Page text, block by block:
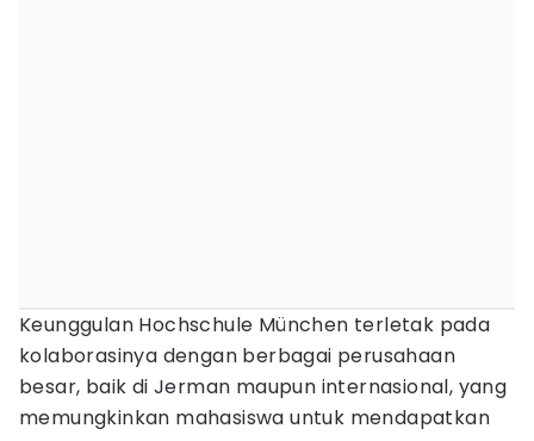
Keunggulan Hochschule München terletak pada
kolaborasinya dengan berbagai perusahaan
besar, baik di Jerman maupun internasional, yang
memungkinkan mahasiswa untuk mendapatkan